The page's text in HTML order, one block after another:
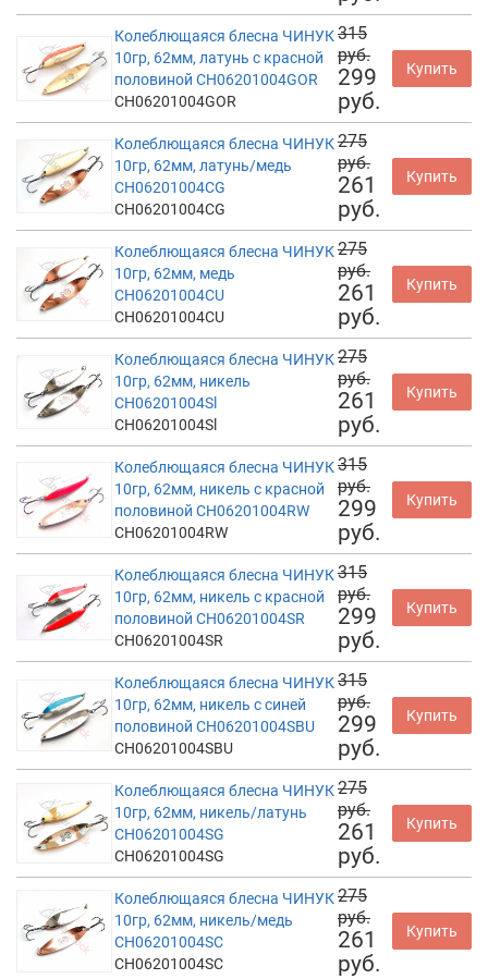
Колеблющаяся блесна ЧИНУК
10гр, 62мм, латунь с красной
половиной CH06201004GOR
CH06201004GOR
315
руб.
299
руб.
Купить
Колеблющаяся блесна ЧИНУК
10гр, 62мм, латунь/медь
CH06201004CG
CH06201004CG
275
руб.
261
руб.
Купить
Колеблющаяся блесна ЧИНУК
10гр, 62мм, медь
CH06201004CU
CH06201004CU
275
руб.
261
руб.
Купить
Колеблющаяся блесна ЧИНУК
10гр, 62мм, никель
CH06201004Sl
CH06201004Sl
275
руб.
261
руб.
Купить
Колеблющаяся блесна ЧИНУК
10гр, 62мм, никель с красной
половиной CH06201004RW
CH06201004RW
315
руб.
299
руб.
Купить
Колеблющаяся блесна ЧИНУК
10гр, 62мм, никель с красной
половиной CH06201004SR
CH06201004SR
315
руб.
299
руб.
Купить
Колеблющаяся блесна ЧИНУК
10гр, 62мм, никель с синей
половиной CH06201004SBU
CH06201004SBU
315
руб.
299
руб.
Купить
Колеблющаяся блесна ЧИНУК
10гр, 62мм, никель/латунь
CH06201004SG
CH06201004SG
275
руб.
261
руб.
Купить
Колеблющаяся блесна ЧИНУК
10гр, 62мм, никель/медь
CH06201004SC
CH06201004SC
275
руб.
261
руб.
Купить